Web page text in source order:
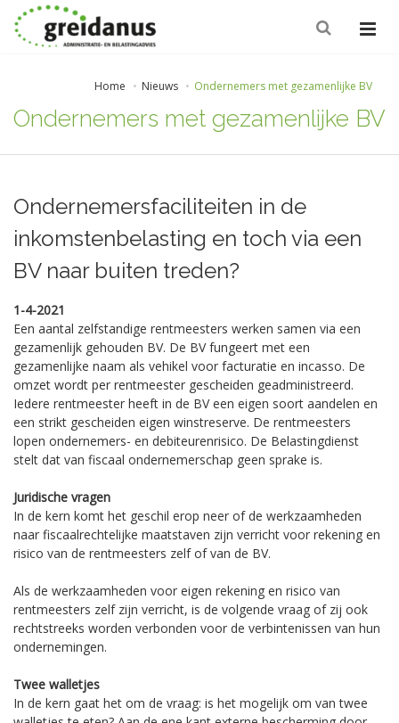
Home Nieuws Ondernemers met gezamenlijke BV
Ondernemers met gezamenlijke BV
Ondernemersfaciliteiten in de
inkomstenbelasting en toch via een
BV naar buiten treden?
1-4-2021
Een aantal zelfstandige rentmeesters werken samen via een
gezamenlijk gehouden BV. De BV fungeert met een
gezamenlijke naam als vehikel voor facturatie en incasso. De
omzet wordt per rentmeester gescheiden geadministreerd.
Iedere rentmeester heeft in de BV een eigen soort aandelen en
een strikt gescheiden eigen winstreserve. De rentmeesters
lopen ondernemers- en debiteurenrisico. De Belastingdienst
stelt dat van fiscaal ondernemerschap geen sprake is.
Juridische vragen
In de kern komt het geschil erop neer of de werkzaamheden
naar fiscaalrechtelijke maatstaven zijn verricht voor rekening en
risico van de rentmeesters zelf of van de BV.
Als de werkzaamheden voor eigen rekening en risico van
rentmeesters zelf zijn verricht, is de volgende vraag of zij ook
rechtstreeks worden verbonden voor de verbintenissen van hun
ondernemingen.
Twee walletjes
In de kern gaat het om de vraag: is het mogelijk om van twee